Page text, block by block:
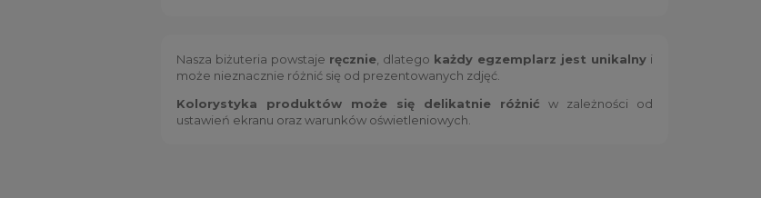
Nasza biżuteria powstaje ręcznie, dlatego każdy egzemplarz jest unikalny i
może nieznacznie różnić się od prezentowanych zdjęć.
Kolorystyka produktów może się delikatnie różnić w zależności od
ustawień ekranu oraz warunków oświetleniowych.